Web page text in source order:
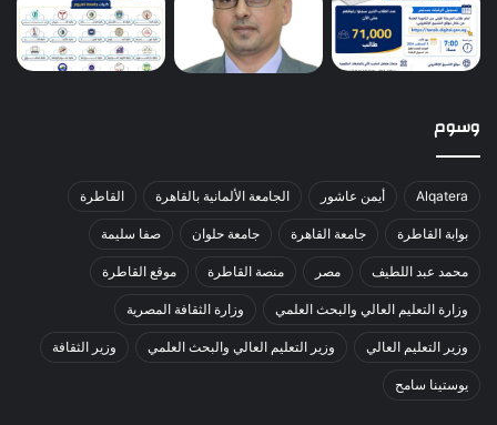
وسوم
Alqatera أيمن عاشور الجامعة الألمانية بالقاهرة القاطرة
بوابة القاطرة جامعة القاهرة جامعة حلوان صفا سليمة
محمد عبد اللطيف مصر منصة القاطرة موقع القاطرة
وزارة التعليم العالي والبحث العلمي وزارة الثقافة المصرية
وزير التعليم العالي وزير التعليم العالي والبحث العلمي وزير الثقافة
يوستينا سامح